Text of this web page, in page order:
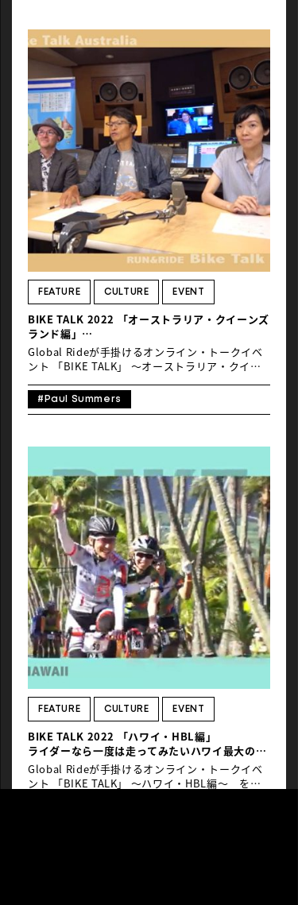
しました。
FEATURE CULTURE EVENT
BIKE TALK 2022 「オーストラリア・クイーンズ
ランド編」
オーストラリア・クイーンズランド州における、
サイクリング事情
Global Rideが手掛けるオンライン・トークイベ
ント 「BIKE TALK」 ～オーストラリア・クイー
クイーンズランド州政府観光局 日本局長のポー
ル・サマーズさんをお迎えし、オーストラリア・
ました。
#Paul Summers
FEATURE CULTURE EVENT
BIKE TALK 2022 「ハワイ・HBL編」
ライダーなら一度は走ってみたいハワイ最大の人
気ライドイベント「Honolulu Century Ride」
Global Rideが手掛けるオンライン・トークイベ
ント 「BIKE TALK」 ～ハワイ・HBL編～ を開